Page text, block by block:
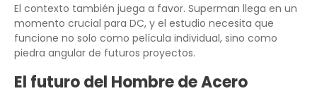
El contexto también juega a favor. Superman llega en un
momento crucial para DC, y el estudio necesita que
funcione no solo como película individual, sino como
piedra angular de futuros proyectos.
El futuro del Hombre de Acero